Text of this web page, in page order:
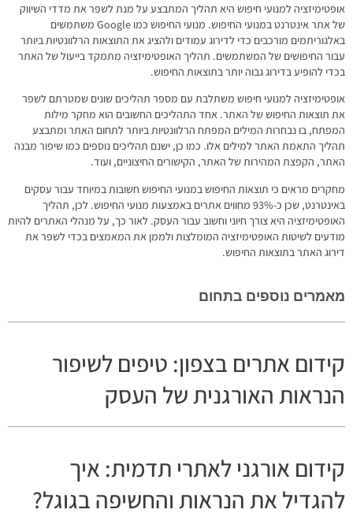
אופטימיזציה למנועי חיפוש היא תהליך המתבצע על מנת לשפר את מדדי השיווק
של אתר אינטרנט במנועי החיפוש. מנועי החיפוש כמו Google משתמשים
באלגוריתמים מורכבים כדי לדירוג עמודים ולהציג את התוצאות הרלוונטיות ביותר
עבור החיפושים של המשתמשים. תהליך האופטימיזציה מתמקד בייעול של האתר
בכדי להופיע בדירוג גבוה יותר בתוצאות החיפוש.
אופטימיזציה למנועי חיפוש משתלבת עם מספר תהליכים שונים שמטרתם לשפר
את תוצאות החיפוש של האתר. אחד התהליכים החשובים הוא מחקר מילות
המפתח, בו נבחרות המילים המפתח הרלוונטיות ביותר לתחום האתר ומתבצע
תהליך התאמת האתר למילים אלו. כמו כן, ישנם תהליכים נוספים כמו שיפור מבנה
האתר, הקפצת המהירות של האתר, הקישורים החיצוניים, ועוד.
מחקרים מראים כי תוצאות החיפוש במנועי החיפוש חשובות במיוחד עבור עסקים
באינטרנט, שכן כ-93% מחווים אתרים באמצעות מנועי החיפוש. לכן, תהליך
האופטימיזציה היא צורך חיוני וחשוב עבור העסק. לאור כך, על מנהלי האתרים להיות
מודעים לשיטות האופטימיזציה המומלצות ולממן את המאמצים בכדי לשפר את
דירוג האתר בתוצאות החיפוש.
מאמרים נוספים בתחום
קידום אתרים בצפון: טיפים לשיפור
הנראות האורגנית של העסק
קידום אורגני לאתרי תדמית: איך
להגדיל את הנראות והחשיפה בגוגל?